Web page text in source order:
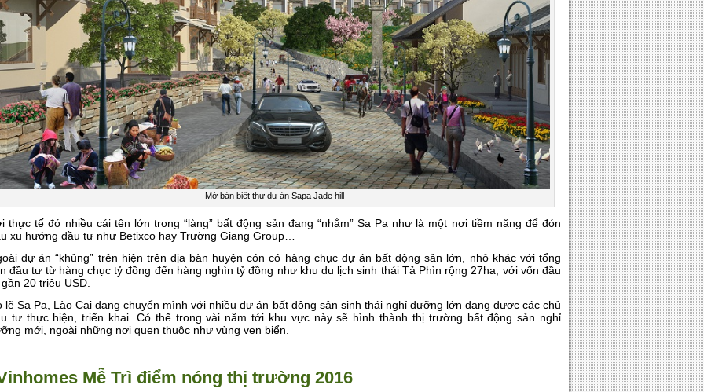
Mở bán biệt thự dự án Sapa Jade hill
thực tế đó nhiều cái tên lớn trong “làng” bất động sản đang “nhắm” Sa Pa như là một nơi tiềm năng để đón
xu hướng đầu tư như Betixco hay Trường Giang Group…
dự án “khủng” trên hiện trên địa bàn huyện cón có hàng chục dự án bất động sản lớn, nhỏ khác với tổng
đầu tư từ hàng chục tỷ đồng đến hàng nghìn tỷ đồng như khu du lịch sinh thái Tả Phìn rộng 27ha, với vốn đầu
20 triệu USD.
lẽ Sa Pa, Lào Cai đang chuyển mình với nhiều dự án bất động sản sinh thái nghỉ dưỡng lớn đang được các chủ
tư thực hiện, triển khai. Có thể trong vài năm tới khu vực này sẽ hình thành thị trường bất động sản nghỉ
mới, ngoài những nơi quen thuộc như vùng ven biển.
Mễ Trì điểm nóng thị trường 2016